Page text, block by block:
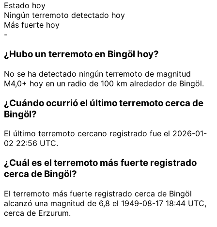
Estado hoy
Ningún terremoto detectado hoy
Más fuerte hoy
-
¿Hubo un terremoto en Bingöl hoy?
No se ha detectado ningún terremoto de magnitud
M4,0+ hoy en un radio de 100 km alrededor de Bingöl.
¿Cuándo ocurrió el último terremoto cerca de
Bingöl?
El último terremoto cercano registrado fue el 2026-01-
02 22:56 UTC.
¿Cuál es el terremoto más fuerte registrado
cerca de Bingöl?
El terremoto más fuerte registrado cerca de Bingöl
alcanzó una magnitud de 6,8 el 1949-08-17 18:44 UTC,
cerca de Erzurum.